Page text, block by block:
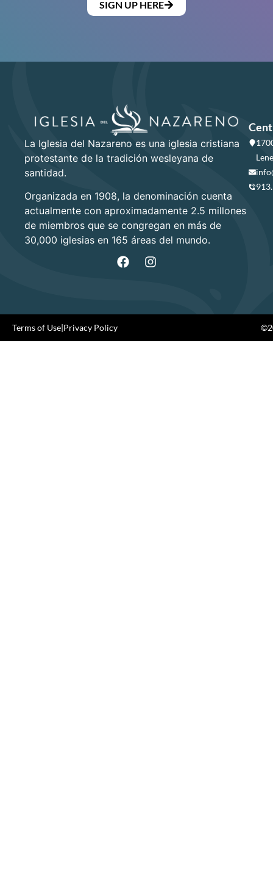
SIGN UP HERE
La Iglesia del Nazareno es una iglesia cristiana
protestante de la tradición wesleyana de
santidad.
Organizada en 1908, la denominación cuenta
actualmente con aproximadamente 2.5 millones
de miembros que se congregan en más de
30,000 iglesias en 165 áreas del mundo.
Terms of Use Privacy Policy